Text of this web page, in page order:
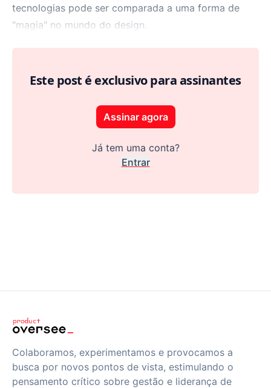
tecnologias pode ser comparada a uma forma de
"magia" no mundo do design.
Este post é exclusivo para assinantes
Assinar agora
Já tem uma conta?
Entrar
Colaboramos, experimentamos e provocamos a
busca por novos pontos de vista, estimulando o
pensamento crítico sobre gestão e liderança de